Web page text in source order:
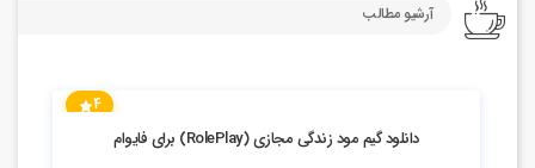
آرشیو مطالب
4
دانلود گیم مود زندگی مجازی (RolePlay) برای فایوام